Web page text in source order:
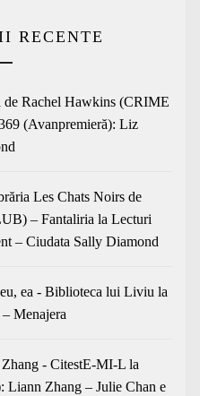
RECENTE
Rachel Hawkins (CRIME
(Avanpremieră): Liz
Les Chats Noirs de
– Fantaliria la Lecturi
– Ciudata Sally Diamond
ea - Biblioteca lui Liviu la
Menajera
Zhang - CitestE-MI-L la
Liann Zhang – Julie Chan e